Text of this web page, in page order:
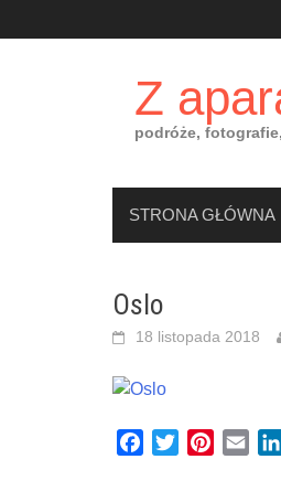
to
Z
podróże,
STRONA GŁÓWNA
Oslo
18 listopada 2018
Facebook
TwitterPinterest